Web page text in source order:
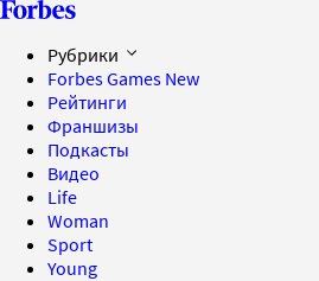
Рубрики
Forbes Games New
Рейтинги
Франшизы
Подкасты
Видео
Life
Woman
Sport
Young